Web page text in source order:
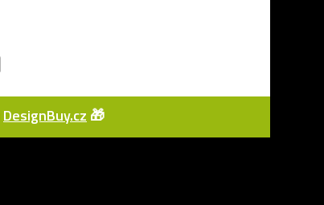
DesignBuy.cz 🎁